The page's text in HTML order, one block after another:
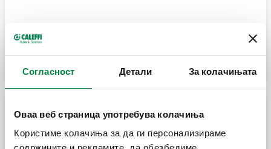
Согласност Детали За колачињата
Оваа веб страница употребува колачиња
Користиме колачиња за да ги персонализираме
Странична машка т-спојка.
Централна машка т-спојка.
Машки лактен приклучок.
Резервни делови за механички фитинзи со
вентил со О-прстен